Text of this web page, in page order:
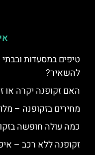
טיפים במסעדות
להשאיר?
האם זקופנה יקרה או
מחירים בזקופנה –
כמה עולה חופשה
זקופנה ללא רכב –